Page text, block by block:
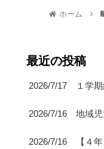
ホーム
最近の投稿
2026/7/17 １学期
2026/7/16 地域児
2026/7/16 【４年